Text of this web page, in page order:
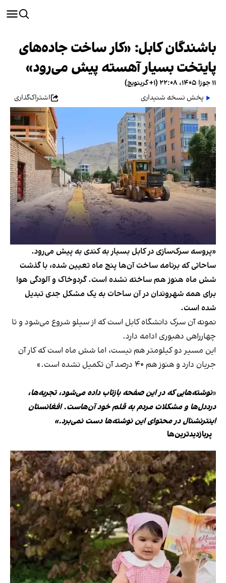
باشندگان کابل: «کار ساخت جاده‌های
پایتخت بسیار آهسته پیش می‌رود»
۱۱ جوزا ۱۴۰۵، ۲۲:۰۸ (‎+۱ گرینویچ)
پخش نسخه شنیداری
اشتراک‌گذاری
«پروسه سرک‌سازی در کابل بسیار به کندی به پیش می‌رود.
ساحاتی که برنامه ساخت آن‌ها پنج ماه تعیین شده، با گذشت
شش ماه هنوز هم ساخته نشده است. گردوخاک و آلودگی هوا
برای همه شهروندان در آن ساحات به یک مشکل جدی تبدیل
شده است.
نمونه آن سرک دانشگاه کابل است که از سیلو شروع می‌شود و تا
چهارراهی دهبوری ادامه دارد.
این مسیر دو کیلومتر هم نیست، اما شش ماه است که کار آن
جریان دارد و هنوز هم ۴۰ درصد آن تکمیل نشده است.»
«نوشته‌هایی که در این صفحه بازتاب داده می‌شود، تجربه‌ها،
درددل‌ها و مشکلات مردم به قلم خود آن‌هاست. افغانستان
اینترنشنال در محتوای این نوشته‌ها دست نمی‌برد.»
پربازدیدترین‌ها